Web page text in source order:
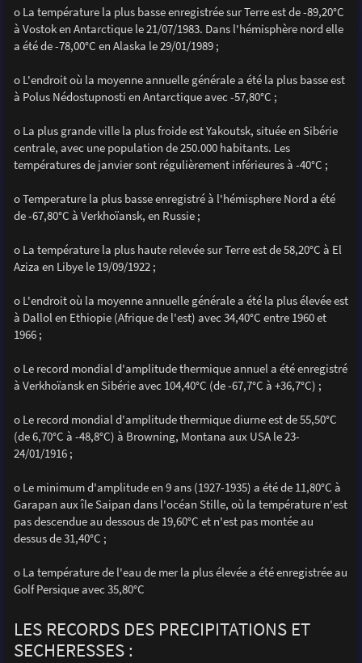
o La température la plus basse enregistrée sur Terre est de -89,20°C
à Vostok en Antarctique le 21/07/1983. Dans l'hémisphère nord elle
a été de -78,00°C en Alaska le 29/01/1989 ;
o L'endroit où la moyenne annuelle générale a été la plus basse est
à Polus Nédostupnosti en Antarctique avec -57,80°C ;
o La plus grande ville la plus froide est Yakoutsk, située en Sibérie
centrale, avec une population de 250.000 habitants. Les
températures de janvier sont régulièrement inférieures à -40°C ;
o Temperature la plus basse enregistré à l'hémisphere Nord a été
de -67,80°C à Verkhoïansk, en Russie ;
o La température la plus haute relevée sur Terre est de 58,20°C à El
Aziza en Libye le 19/09/1922 ;
o L'endroit où la moyenne annuelle générale a été la plus élevée est
à Dallol en Ethiopie (Afrique de l'est) avec 34,40°C entre 1960 et
1966 ;
o Le record mondial d'amplitude thermique annuel a été enregistré
à Verkhoïansk en Sibérie avec 104,40°C (de -67,7°C à +36,7°C) ;
o Le record mondial d'amplitude thermique diurne est de 55,50°C
(de 6,70°C à -48,8°C) à Browning, Montana aux USA le 23-
24/01/1916 ;
o Le minimum d'amplitude en 9 ans (1927-1935) a été de 11,80°C à
Garapan aux île Saipan dans l'océan Stille, où la température n'est
pas descendue au dessous de 19,60°C et n'est pas montée au
dessus de 31,40°C ;
o La température de l'eau de mer la plus élevée a été enregistrée au
Golf Persique avec 35,80°C
LES RECORDS DES PRECIPITATIONS ET
SECHERESSES :